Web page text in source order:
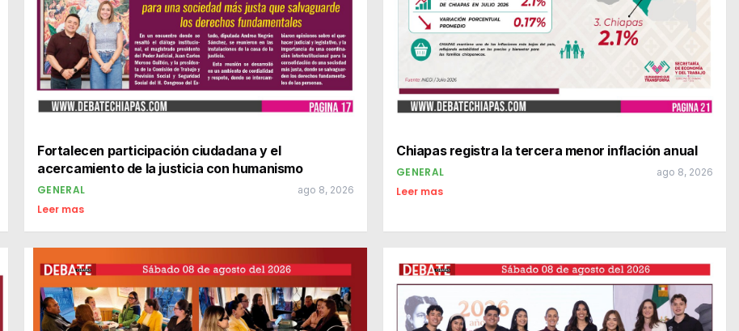
Fortalecen participación ciudadana y el
acercamiento de la justicia con humanismo
GENERAL ago 8, 2026
Leer mas
Chiapas registra la tercera menor inflación anual
GENERAL ago 8, 2026
Leer mas